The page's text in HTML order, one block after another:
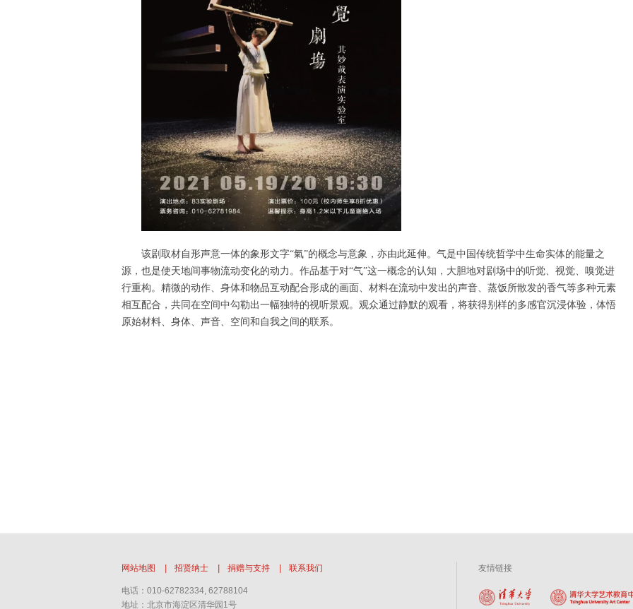
该剧取材自形声意一体的象形文字“氣”的概念与意象，亦由此延伸。气是中国传统哲学中生命实体的能量之
源，也是使天地间事物流动变化的动力。作品基于对“气”这一概念的认知，大胆地对剧场中的听觉、视觉、嗅觉进
行重构。精微的动作、身体和物品互动配合形成的画面、材料在流动中发出的声音、蒸饭所散发的香气等多种元素
相互配合，共同在空间中勾勒出一幅独特的视听景观。观众通过静默的观看，将获得别样的多感官沉浸体验，体悟
原始材料、身体、声音、空间和自我之间的联系。
网站地图 招贤纳士 捐赠与支持 联系我们
电话：010-62782334, 62788104
地址：北京市海淀区清华园1号
友情链接